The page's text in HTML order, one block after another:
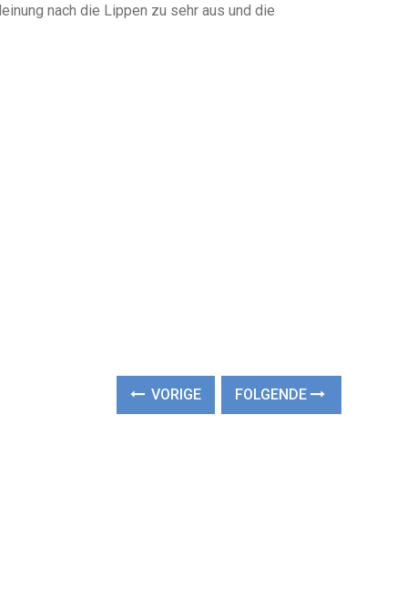
nach die Lippen zu sehr aus und die
VORIGE FOLGENDE